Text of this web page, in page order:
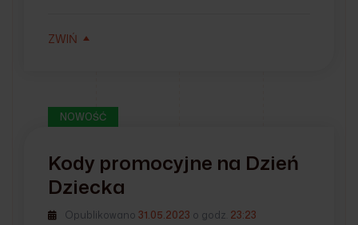
ZWIŃ
NOWOŚĆ
Kody promocyjne na Dzień
Dziecka
Opublikowano 31.05.2023 o godz. 23:23